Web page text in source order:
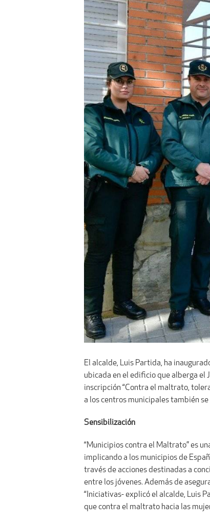
El alcalde, Luis Partida, ha
ubicada en el edificio que alberga el
inscripción “Contra el maltrato,
a los centros municipales también
Sensibilización
“Municipios contra el Maltrato” es
implicando a los municipios de
través de acciones destinadas a
entre los jóvenes. Además de
“Iniciativas- explicó el alcalde, Luis
que contra el maltrato hacia las